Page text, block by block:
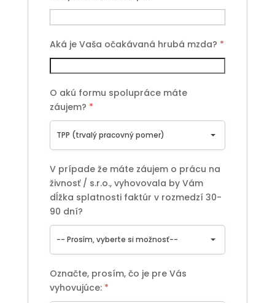
Aká je Vaša očakávaná hrubá mzda? *
O akú formu spolupráce máte
záujem? *
TPP (trvalý pracovný pomer)
V prípade že máte záujem o prácu na
živnosť / s.r.o., vyhovovala by Vám
dĺžka splatnosti faktúr v rozmedzí 30-
90 dní?
-- Prosím, vyberte si možnosť--
Označte, prosím, čo je pre Vás
vyhovujúce: *